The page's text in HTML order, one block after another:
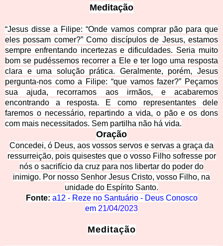
Meditação
“Jesus disse a Filipe: “Onde vamos comprar pão para que
eles possam comer?” Como discípulos de Jesus, estamos
sempre enfrentando incertezas e dificuldades. Seria muito
bom se pudéssemos recorrer a Ele e ter logo uma resposta
clara e uma solução prática. Geralmente, porém, Jesus
pergunta-nos como a Filipe: “que vamos fazer?” Peçamos
sua ajuda, recorramos aos irmãos, e acabaremos
encontrando a resposta. E como representantes dele
faremos o necessário, repartindo a vida, o pão e os dons
com mais necessitados. Sem partilha não há vida.
Oração
Concedei, ó Deus, aos vossos servos e servas a graça da
ressurreição, pois quisestes que o vosso Filho sofresse por
nós o sacrifício da cruz para nos libertar do poder do
inimigo. Por nosso Senhor Jesus Cristo, vosso Filho, na
unidade do Espírito Santo.
Fonte: a12 - Reze no Santuário - Deus Conosco
em 21/04/2023
Meditação